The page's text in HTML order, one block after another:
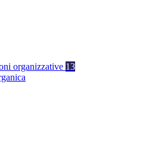
organizzative 13